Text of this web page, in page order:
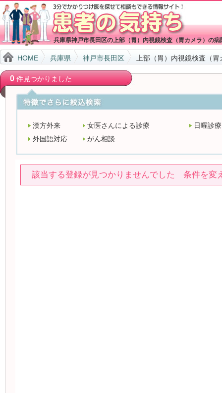
兵庫県神戸市長田区の上部（胃）内視鏡検査（胃カメラ）の
HOME 兵庫県 神戸市長田区 上部（胃）内視鏡検査（
0件見つかりました
漢方外来 女医さんによる診療
日曜診療
外国語対応
がん相談
該当する登録が見つかりませんでした 条件を